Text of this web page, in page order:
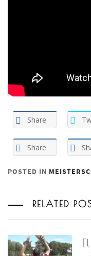
Share
Share
POSTED IN
RELATED